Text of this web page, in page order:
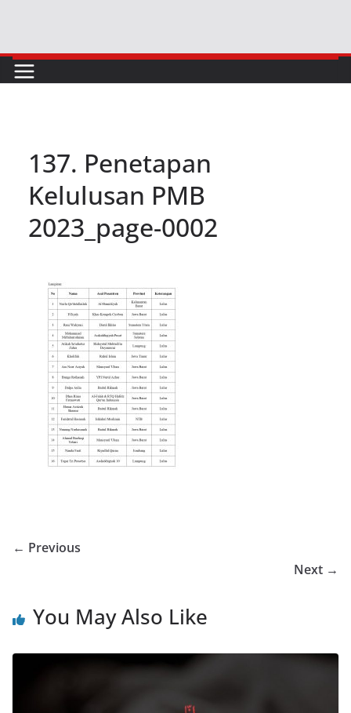
content
137. Penetapan
Kelulusan PMB
2023_page-0002
← Previous
Next →
You May Also Like